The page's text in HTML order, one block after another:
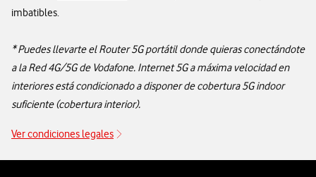
imbatibles.
* Puedes llevarte el Router 5G portátil donde quieras conectándote
a la Red 4G/5G de Vodafone. Internet 5G a máxima velocidad en
interiores está condicionado a disponer de cobertura 5G indoor
suficiente (cobertura interior).
Ver condiciones legales